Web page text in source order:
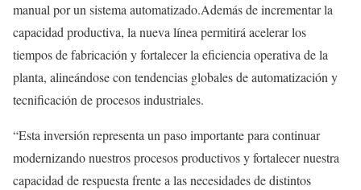
manual por un sistema automatizado.Además de incrementar la
capacidad productiva, la nueva línea permitirá acelerar los
tiempos de fabricación y fortalecer la eficiencia operativa de la
planta, alineándose con tendencias globales de automatización y
tecnificación de procesos industriales.
“Esta inversión representa un paso importante para continuar
modernizando nuestros procesos productivos y fortalecer nuestra
capacidad de respuesta frente a las necesidades de distintos